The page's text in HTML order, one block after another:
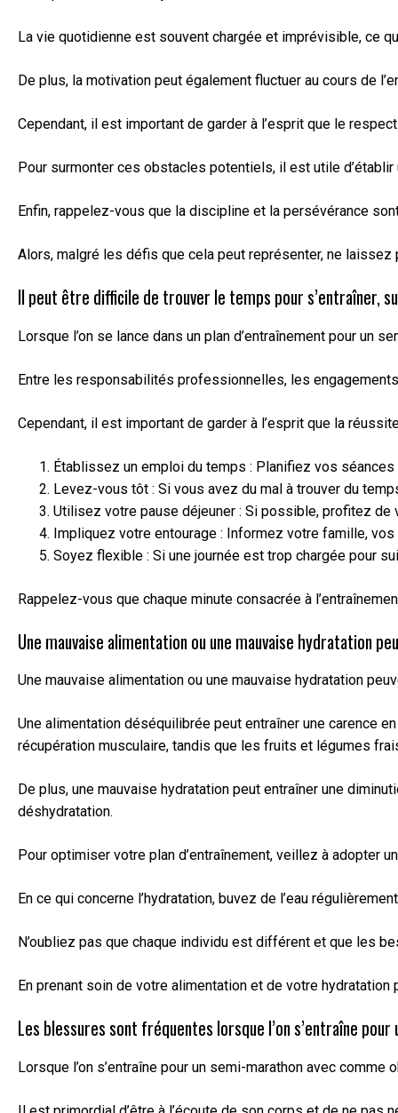
La vie quotidienne est souvent chargée et imprévisible, ce
De plus, la motivation peut également fluctuer au cours de
Cependant, il est important de garder à l’esprit que le
Pour surmonter ces obstacles potentiels, il est utile
Enfin, rappelez-vous que la discipline et la persévérance
Alors, malgré les défis que cela peut représenter, ne laissez
Il peut être difficile de trouver le temps pour s’entraîner,
Lorsque l’on se lance dans un plan d’entraînement pour un
Entre les responsabilités professionnelles, les
Cependant, il est important de garder à l’esprit que la
Établissez un emploi du temps : Planifiez vos
Levez-vous tôt : Si vous avez du mal à trouver du
Utilisez votre pause déjeuner : Si possible, profitez de
Impliquez votre entourage : Informez votre famille,
Soyez flexible : Si une journée est trop chargée pour
Rappelez-vous que chaque minute consacrée à
Une mauvaise alimentation ou une mauvaise hydratation
Une mauvaise alimentation ou une mauvaise hydratation
Une alimentation déséquilibrée peut entraîner une carence
récupération musculaire, tandis que les fruits et légumes
De plus, une mauvaise hydratation peut entraîner une
déshydratation.
Pour optimiser votre plan d’entraînement, veillez à
En ce qui concerne l’hydratation, buvez de l’eau
N’oubliez pas que chaque individu est différent et que les
En prenant soin de votre alimentation et de votre
Les blessures sont fréquentes lorsque l’on s’entraîne
Lorsque l’on s’entraîne pour un semi-marathon avec